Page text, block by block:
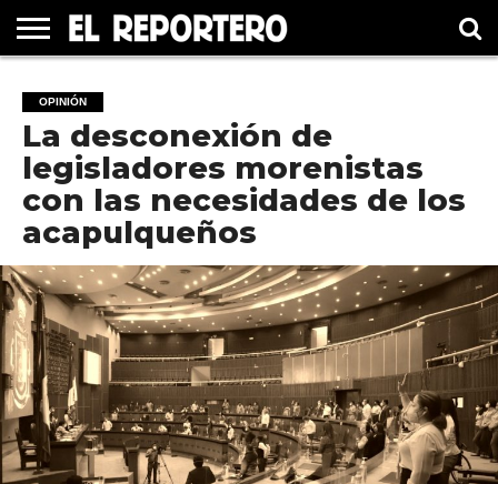
ELECCIÓN
2021
PRINCIPAL
MÉXICO
INTERNACIONAL
#UNMUNDOFELIZ
CULTURA
CINE
OPINIÓN
La desconexión de
legisladores morenistas
con las necesidades de los
acapulqueños